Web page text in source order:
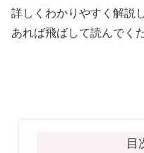
詳しくわかりやすく解説
あれば飛ばして読んでく
目